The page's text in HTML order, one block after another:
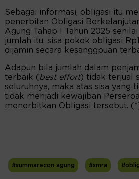
Sebagai informasi, obligasi itu
penerbitan Obligasi
Agung Tahap I Tahun 2025
jumlah itu, sisa pokok obligasi
dijamin secara kesanggpuan
Adapun bila jumlah dalam
terbaik ( best effort) tidak terjual
seluruhnya, maka atas sisa yang
tidak menjadi kewajiban
menerbitkan Obligasi tersebut.
#summarecon agung #smra